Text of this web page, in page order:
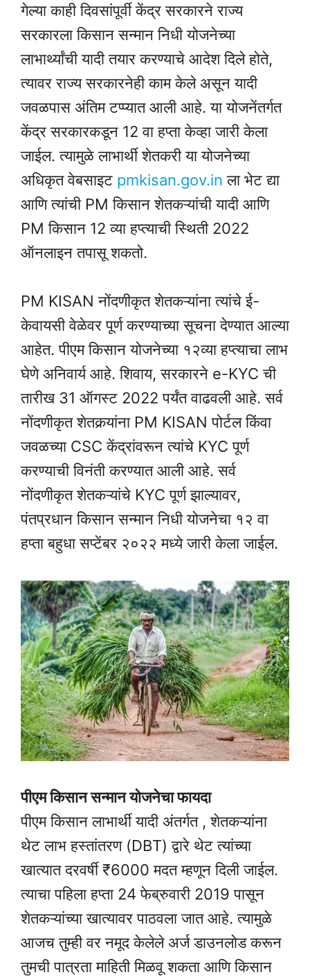
गेल्या काही दिवसांपूर्वी केंद्र सरकारने राज्य
सरकारला किसान सन्मान निधी योजनेच्या
लाभार्थ्यांची यादी तयार करण्याचे आदेश दिले होते,
त्यावर राज्य सरकारनेही काम केले असून यादी
जवळपास अंतिम टप्प्यात आली आहे. या योजनेंतर्गत
केंद्र सरकारकडून 12 वा हप्ता केव्हा जारी केला
जाईल. त्यामुळे लाभार्थी शेतकरी या योजनेच्या
अधिकृत वेबसाइट pmkisan.gov.in ला भेट द्या
आणि त्यांची PM किसान शेतकऱ्यांची यादी आणि
PM किसान 12 व्या हप्त्याची स्थिती 2022
ऑनलाइन तपासू शकतो.
PM KISAN नोंदणीकृत शेतकऱ्यांना त्यांचे ई-
केवायसी वेळेवर पूर्ण करण्याच्या सूचना देण्यात आल्या
आहेत. पीएम किसान योजनेच्या १२व्या हप्त्याचा लाभ
घेणे अनिवार्य आहे. शिवाय, सरकारने e-KYC ची
तारीख 31 ऑगस्ट 2022 पर्यंत वाढवली आहे. सर्व
नोंदणीकृत शेतकर्‍यांना PM KISAN पोर्टल किंवा
जवळच्या CSC केंद्रांवरून त्यांचे KYC पूर्ण
करण्याची विनंती करण्यात आली आहे. सर्व
नोंदणीकृत शेतकऱ्यांचे KYC पूर्ण झाल्यावर,
पंतप्रधान किसान सन्मान निधी योजनेचा १२ वा
हप्ता बहुधा सप्टेंबर २०२२ मध्ये जारी केला जाईल.
पीएम किसान सन्मान योजनेचा फायदा
पीएम किसान लाभार्थी यादी अंतर्गत , शेतकऱ्यांना
थेट लाभ हस्तांतरण (DBT) द्वारे थेट त्यांच्या
खात्यात दरवर्षी ₹6000 मदत म्हणून दिली जाईल.
त्याचा पहिला हप्ता 24 फेब्रुवारी 2019 पासून
शेतकऱ्यांच्या खात्यावर पाठवला जात आहे. त्यामुळे
आजच तुम्ही वर नमूद केलेले अर्ज डाउनलोड करून
तुमची पात्रता माहिती मिळवू शकता आणि किसान